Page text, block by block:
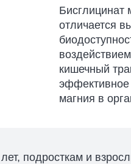
Бисглицинат
отличается
кишечный
эффективное
магния в
подросткам и